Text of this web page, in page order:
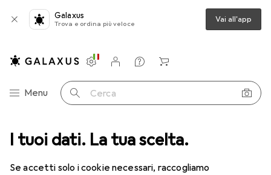
I tuoi dati. La tua scelta.
Se accetti solo i cookie necessari, raccogliamo
Galaxus
Trova e ordina più veloce Vai all'app
Categoria Navigazione
Menu Cerca
Impostazioni
Conto cliente
Liste di confronto
Liste dei desideri
Carrello
Utensileria Dispositivi di misurazione
Termocamera